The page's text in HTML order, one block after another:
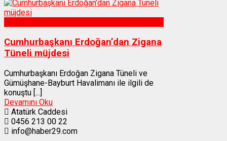
Cumhurbaşkanı Erdoğan’dan Zigana
Tüneli müjdesi
Cumhurbaşkanı Erdoğan Zigana Tüneli ve
Gümüşhane-Bayburt Havalimanı ile ilgili de
konuştu [...]
Devamını Oku
Atatürk Caddesi
0456 213 00 22
info@haber29.com